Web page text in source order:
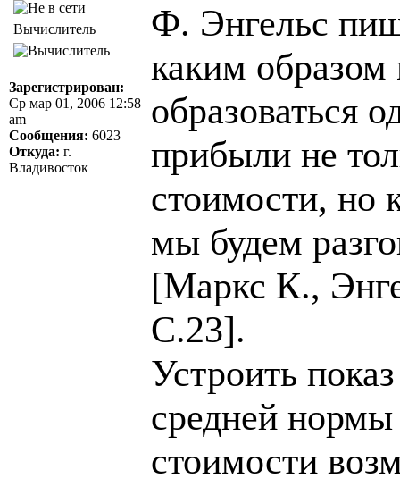
Вычислитель
Зарегистрирован:
Ср мар 01, 2006 12:58
am
Сообщения: 6023
Откуда: г.
Владивосток
Ф. Энгельс
каким
образоваться
прибыли не
стоимости, но
мы будем
[Маркс К.,
С.23].
Устроить
средней
стоимости